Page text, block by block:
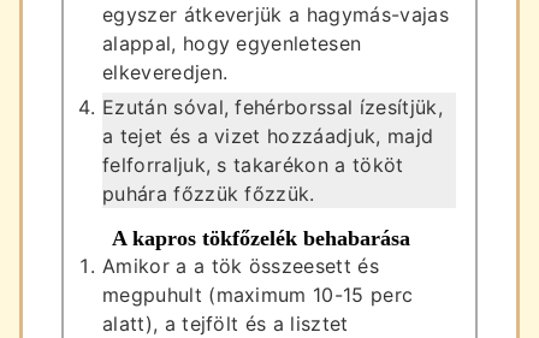
egyszer átkeverjük a hagymás-vajas
alappal, hogy egyenletesen
elkeveredjen.
Ezután sóval, fehérborssal ízesítjük,
a tejet és a vizet hozzáadjuk, majd
felforraljuk, s takarékon a tököt
puhára főzzük főzzük.
A kapros tökfőzelék behabarása
Amikor a a tök összeesett és
megpuhult (maximum 10-15 perc
alatt), a tejfölt és a lisztet